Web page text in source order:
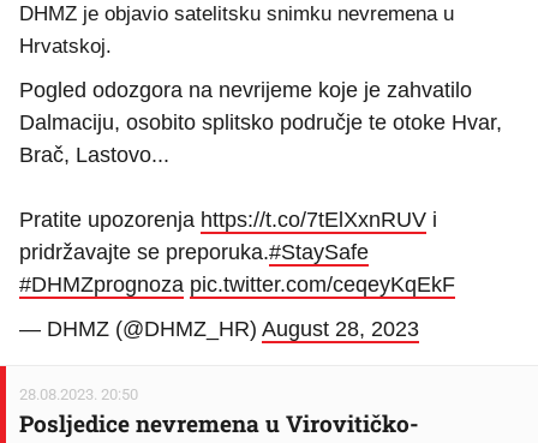
DHMZ je objavio satelitsku snimku nevremena u
Hrvatskoj.
Pogled odozgora na nevrijeme koje je zahvatilo
Dalmaciju, osobito splitsko područje te otoke Hvar,
Brač, Lastovo...
Pratite upozorenja https://t.co/7tElXxnRUV i
pridržavajte se preporuka.#StaySafe
#DHMZprognoza pic.twitter.com/ceqeyKqEkF
— DHMZ (@DHMZ_HR) August 28, 2023
28.08.2023. 20:50
Posljedice nevremena u Virovitičko-